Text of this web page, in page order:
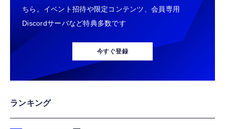
ちら。イベント招待や限定コンテンツ、会員専用
Discordサーバなど特典多数です
今すぐ登録
ランキング